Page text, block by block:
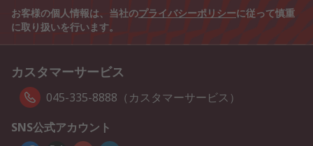
お客様の個人情報は、当社のプライバシーポリシーに従って慎重
に取り扱いを行います。
カスタマーサービス
045-335-8888（カスタマーサービス）
SNS公式アカウント